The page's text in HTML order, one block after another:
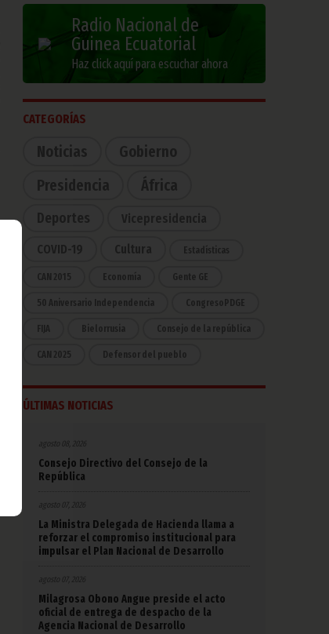
Radio Nacional de
Guinea Ecuatorial
Haz click aquí para escuchar ahora
CATEGORÍAS
Noticias
Gobierno
Presidencia
África
Deportes Vicepresidencia
COVID-19 Cultura Estadísticas
CAN 2015 Economía Gente GE
50 Aniversario Independencia CongresoPDGE
FIJA Bielorrusia Consejo de la república
CAN 2025 Defensor del pueblo
ÚLTIMAS NOTICIAS
agosto 08, 2026
Consejo Directivo del Consejo de la
República
agosto 07, 2026
La Ministra Delegada de Hacienda llama a
reforzar el compromiso institucional para
impulsar el Plan Nacional de Desarrollo
agosto 07, 2026
Milagrosa Obono Angue preside el acto
oficial de entrega de despacho de la
Agencia Nacional de Desarrollo